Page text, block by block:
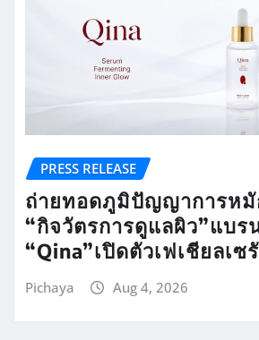
PRESS RELEASE
ถ่ายทอดภูมิปัญญาการห
“กิจวัตรการดูแลผิว”แบร
“Qina”เปิดตัวเฟเชียลเ
Pichaya Aug 4, 2026